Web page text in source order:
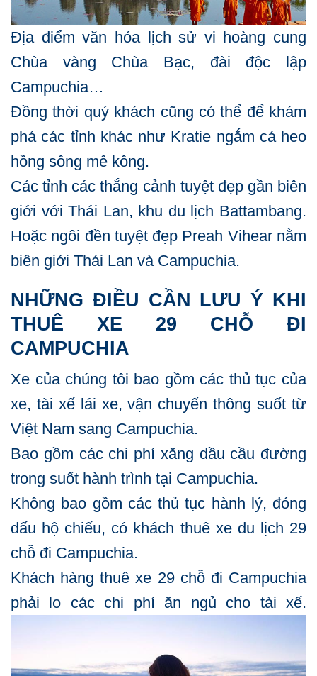
Địa điểm văn hóa lịch sử vi hoàng cung
Chùa vàng Chùa Bạc, đài độc lập
Campuchia…
Đồng thời quý khách cũng có thể để khám
phá các tỉnh khác như Kratie ngắm cá heo
hồng sông mê kông.
Các tỉnh các thắng cảnh tuyệt đẹp gần biên
giới với Thái Lan, khu du lịch Battambang.
Hoặc ngôi đền tuyệt đẹp Preah Vihear nằm
biên giới Thái Lan và Campuchia.
NHỮNG ĐIỀU CẦN LƯU Ý KHI
THUÊ XE 29 CHỖ ĐI
CAMPUCHIA
Xe của chúng tôi bao gồm các thủ tục của
xe, tài xế lái xe, vận chuyển thông suốt từ
Việt Nam sang Campuchia.
Bao gồm các chi phí xăng dầu cầu đường
trong suốt hành trình tại Campuchia.
Không bao gồm các thủ tục hành lý, đóng
dấu hộ chiếu, có khách thuê xe du lịch 29
chỗ đi Campuchia.
Khách hàng thuê xe 29 chỗ đi Campuchia
phải lo các chi phí ăn ngủ cho tài xế.